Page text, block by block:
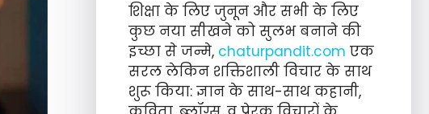
शिक्षा के लिए जुनून और सभी के लिए
कुछ नया सीखने को सुलभ बनाने की
इच्छा से जन्मे, chaturpandit.com एक
सरल लेकिन शक्तिशाली विचार के साथ
शुरू किया: ज्ञान के साथ-साथ कहानी,